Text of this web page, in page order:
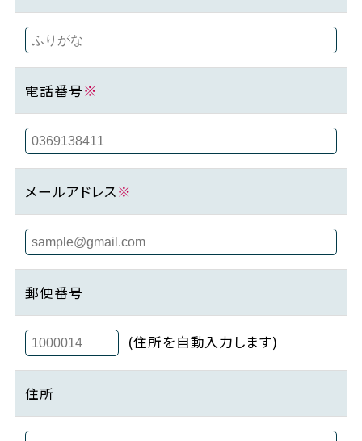
電話番号※
メールアドレス※
郵便番号
(住所を自動入力します)
住所